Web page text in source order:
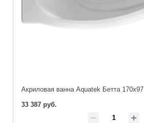
Акриловая ванна Aquatek Бетта 170х97
33 387 руб.